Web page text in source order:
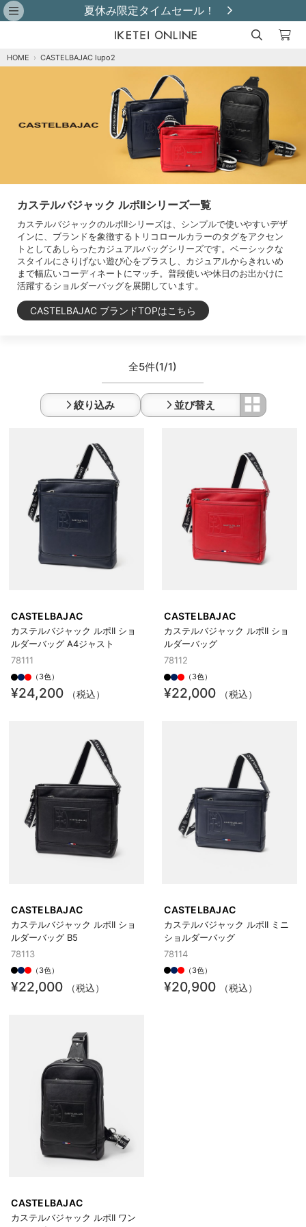
夏休み限定タイムセール！
HOME › CASTELBAJAC lupo2
カステルバジャック ルポIIシリーズ一覧
カステルバジャックのルポIIシリーズは、シンプルで使いやすいデザ
インに、ブランドを象徴するトリコロールカラーのタグをアクセン
トとしてあしらったカジュアルバッグシリーズです。ベーシックな
スタイルにさりげない遊び心をプラスし、カジュアルからきれいめ
まで幅広いコーディネートにマッチ。普段使いや休日のお出かけに
活躍するショルダーバッグを展開しています。
CASTELBAJAC ブランドTOPはこちら
全5件(1/1)
絞り込み 並び替え
CASTELBAJAC
カステルバジャック ルポII ショ
ルダーバッグ A4ジャスト
78111
（3色）
¥24,200 （税込）
CASTELBAJAC
カステルバジャック ルポII ショ
ルダーバッグ
78112
（3色）
¥22,000 （税込）
CASTELBAJAC
カステルバジャック ルポII ショ
ルダーバッグ B5
78113
（3色）
¥22,000 （税込）
CASTELBAJAC
カステルバジャック ルポII ミニ
ショルダーバッグ
78114
（3色）
¥20,900 （税込）
CASTELBAJAC
カステルバジャック ルポII ワン